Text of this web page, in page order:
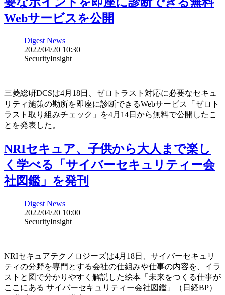
Webサービスを公開
Digest News
2022/04/20 10:30
SecurityInsight
三菱総研DCSは4月18日、ゼロトラスト対応に必要なセキュ
リティ施策の勘所を即座に診断できるWebサービス「ゼロト
ラスト取り組みチェック」を4月14日から無料で公開したこ
とを発表した。
NRIセキュア、子供から大人まで楽し
く学べる「サイバーセキュリティー会
社図鑑」を発刊
Digest News
2022/04/20 10:00
SecurityInsight
NRIセキュアテクノロジーズは4月18日、サイバーセキュリ
ティの分野を専門とする会社の仕組みや仕事の内容を、イラ
ストと図で分かりやすく解説した絵本「未来をつくる仕事が
ここにある サイバーセキュリティー会社図鑑」（日経BP）